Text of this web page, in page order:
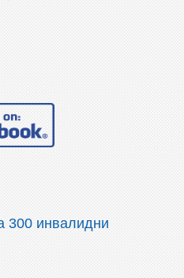
300 инвалидни